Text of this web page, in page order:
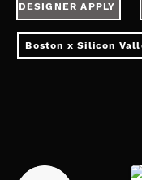
DESIGNER APPLY
Boston x Silicon